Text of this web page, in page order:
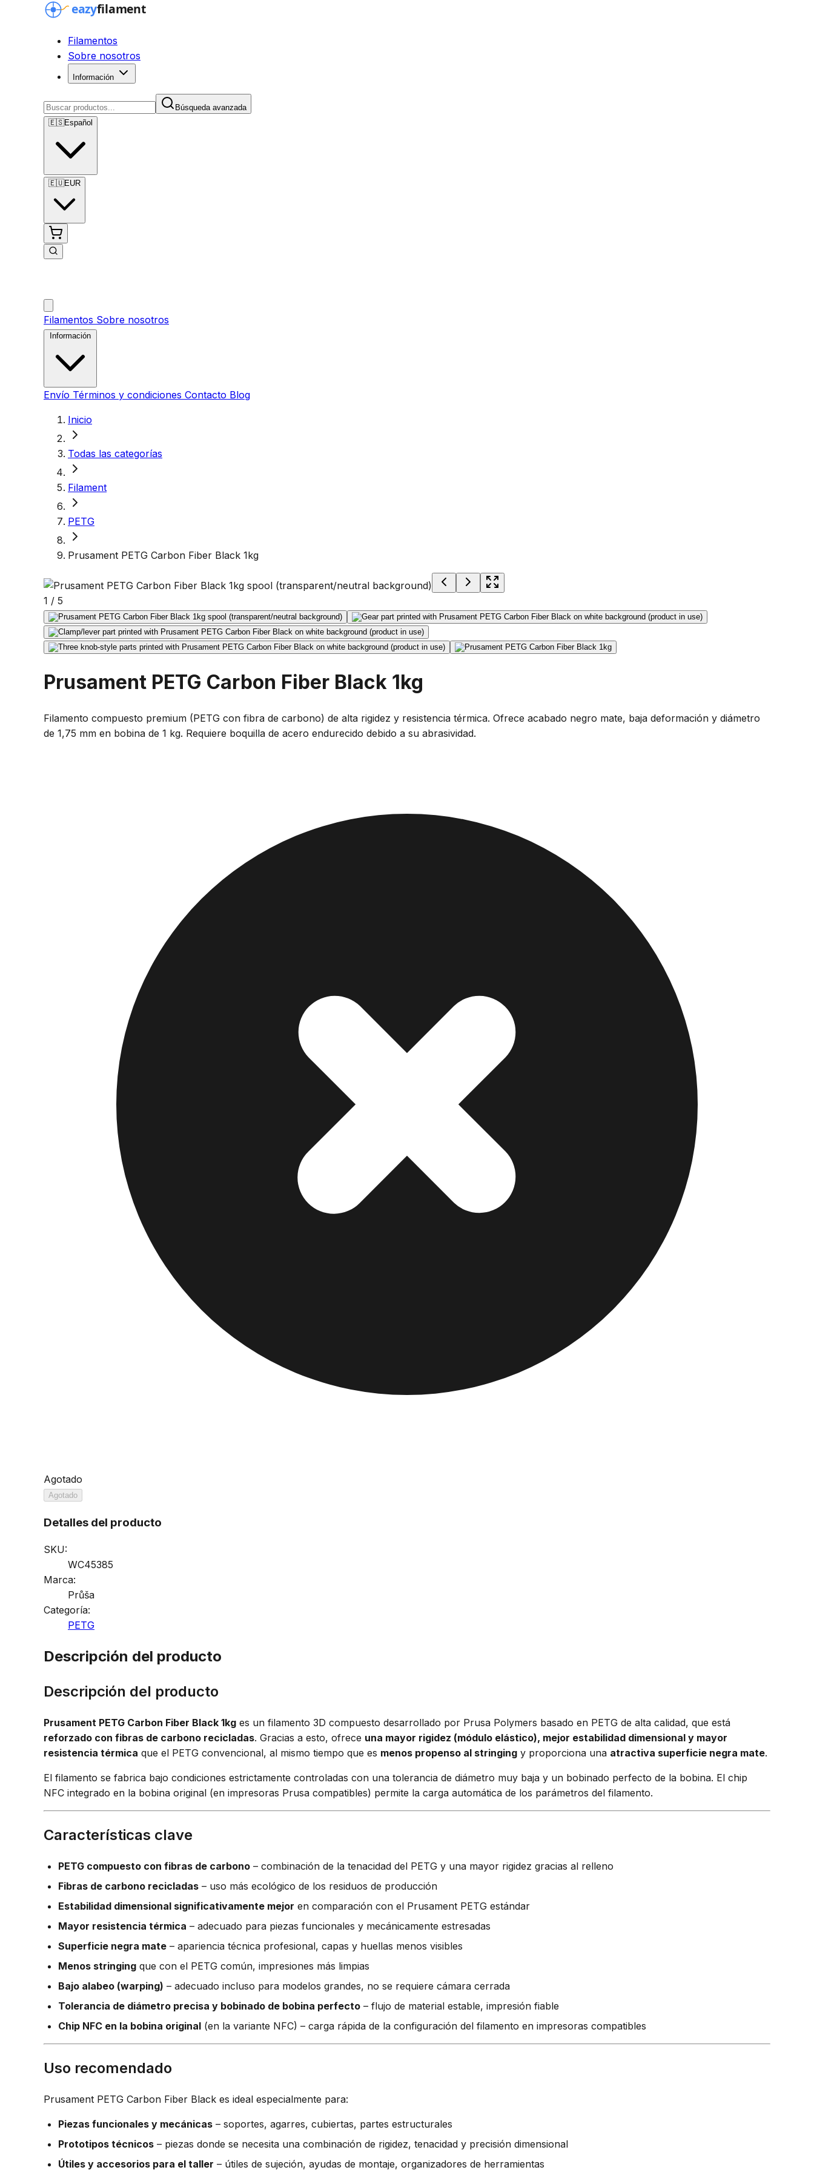
Filamentos
Sobre nosotros
Información
Búsqueda avanzada
🇪🇸Español
🇪🇺EUR
Filamentos Sobre nosotros
Envío Términos y condiciones Contacto Blog
Inicio
Todas las categorías
Filament
PETG
Prusament PETG Carbon Fiber Black 1kg
1 / 5
Prusament PETG Carbon Fiber Black 1kg
Filamento compuesto premium (PETG con fibra de carbono) de alta rigidez y resistencia térmica. Ofrece acabado negro mate, baja deformación y diámetro
de 1,75 mm en bobina de 1 kg. Requiere boquilla de acero endurecido debido a su abrasividad.
Agotado
Agotado
Detalles del producto
SKU:
WC45385
Marca:
Průša
Categoría:
PETG
Descripción del producto
Descripción del producto
Prusament PETG Carbon Fiber Black 1kg es un filamento 3D compuesto desarrollado por Prusa Polymers basado en PETG de alta calidad, que está
reforzado con fibras de carbono recicladas. Gracias a esto, ofrece una mayor rigidez (módulo elástico), mejor estabilidad dimensional y mayor
resistencia térmica que el PETG convencional, al mismo tiempo que es menos propenso al stringing y proporciona una atractiva superficie negra mate.
El filamento se fabrica bajo condiciones estrictamente controladas con una tolerancia de diámetro muy baja y un bobinado perfecto de la bobina. El chip
NFC integrado en la bobina original (en impresoras Prusa compatibles) permite la carga automática de los parámetros del filamento.
Características clave
PETG compuesto con fibras de carbono – combinación de la tenacidad del PETG y una mayor rigidez gracias al relleno
Fibras de carbono recicladas – uso más ecológico de los residuos de producción
Estabilidad dimensional significativamente mejor en comparación con el Prusament PETG estándar
Mayor resistencia térmica – adecuado para piezas funcionales y mecánicamente estresadas
Superficie negra mate – apariencia técnica profesional, capas y huellas menos visibles
Menos stringing que con el PETG común, impresiones más limpias
Bajo alabeo (warping) – adecuado incluso para modelos grandes, no se requiere cámara cerrada
Tolerancia de diámetro precisa y bobinado de bobina perfecto – flujo de material estable, impresión fiable
Chip NFC en la bobina original (en la variante NFC) – carga rápida de la configuración del filamento en impresoras compatibles
Uso recomendado
Prusament PETG Carbon Fiber Black es ideal especialmente para:
Piezas funcionales y mecánicas – soportes, agarres, cubiertas, partes estructurales
Prototipos técnicos – piezas donde se necesita una combinación de rigidez, tenacidad y precisión dimensional
Útiles y accesorios para el taller – útiles de sujeción, ayudas de montaje, organizadores de herramientas